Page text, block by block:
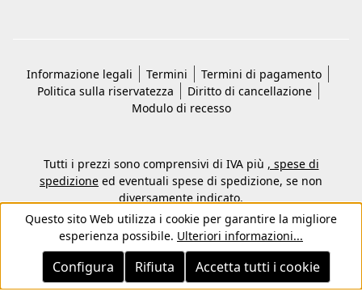
Informazione legali Termini
Termini di pagamento
Politica sulla riservatezza
Diritto di cancellazione
Modulo di recesso
Tutti i prezzi sono comprensivi di IVA più , spese di
spedizione ed eventuali spese di spedizione, se non
diversamente indicato.
© 2026 Copyright © Kwon KG -Tutti i diritti riservati
Questo sito Web utilizza i cookie per garantire la migliore
esperienza possibile. Ulteriori informazioni...
Rifiuta
Configura Accetta tutti i cookie